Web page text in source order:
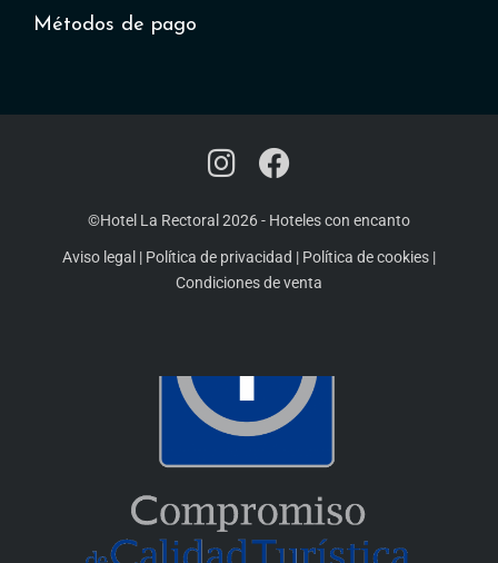
Métodos de pago
©Hotel La Rectoral 2026- Hoteles con encanto
Aviso legal | Política de privacidad | Política de cookies |
Condiciones de venta